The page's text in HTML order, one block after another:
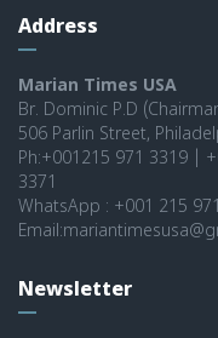
Address
Marian Times USA
Br. Dominic P.D
506 Parlin Street,
Ph:+001215 971 3319 |
3371
WhatsApp : +001 215
Newsletter